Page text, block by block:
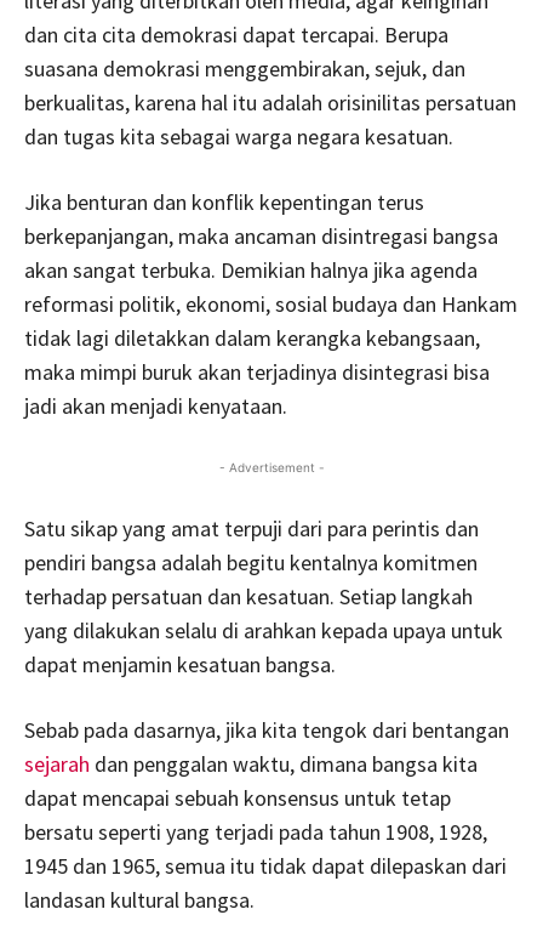
dan cita cita demokrasi dapat tercapai. Berupa
suasana demokrasi menggembirakan, sejuk, dan
berkualitas, karena hal itu adalah orisinilitas persatuan
dan tugas kita sebagai warga negara kesatuan.
Jika benturan dan konflik kepentingan terus
berkepanjangan, maka ancaman disintregasi bangsa
akan sangat terbuka. Demikian halnya jika agenda
reformasi politik, ekonomi, sosial budaya dan Hankam
tidak lagi diletakkan dalam kerangka kebangsaan,
maka mimpi buruk akan terjadinya disintegrasi bisa
jadi akan menjadi kenyataan.
- Advertisement -
Satu sikap yang amat terpuji dari para perintis dan
pendiri bangsa adalah begitu kentalnya komitmen
terhadap persatuan dan kesatuan. Setiap langkah
yang dilakukan selalu di arahkan kepada upaya untuk
dapat menjamin kesatuan bangsa.
Sebab pada dasarnya, jika kita tengok dari bentangan
sejarah dan penggalan waktu, dimana bangsa kita
dapat mencapai sebuah konsensus untuk tetap
bersatu seperti yang terjadi pada tahun 1908, 1928,
1945 dan 1965, semua itu tidak dapat dilepaskan dari
landasan kultural bangsa.